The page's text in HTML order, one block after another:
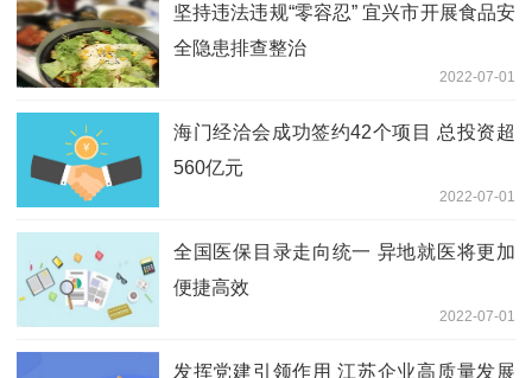
坚持违法违规“零容忍” 宜兴市开展食品安
全隐患排查整治
2022-07-01
海门经洽会成功签约42个项目 总投资超
560亿元
2022-07-01
全国医保目录走向统一 异地就医将更加
便捷高效
2022-07-01
发挥党建引领作用 江苏企业高质量发展